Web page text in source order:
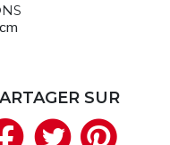
SUR
Facebook
Twitter